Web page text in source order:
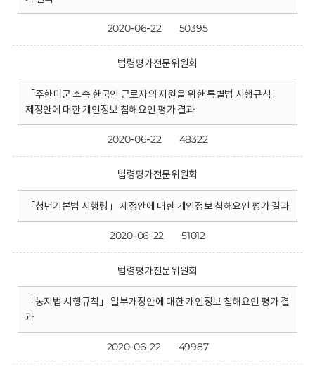
2020-06-22 50395
법령평가전문위원회
「주한미군 소속 한국인 근로자의 지원을 위한 특별법 시행규칙」
제정안에 대한 개인정보 침해요인 평가 결과
2020-06-22 48322
법령평가전문위원회
「청년기본법 시행령」 제정안에 대한 개인정보 침해요인 평가 결과
2020-06-22 51012
법령평가전문위원회
「농지법 시행규칙」 일부개정안에 대한 개인정보 침해요인 평가 결
과
2020-06-22 49987